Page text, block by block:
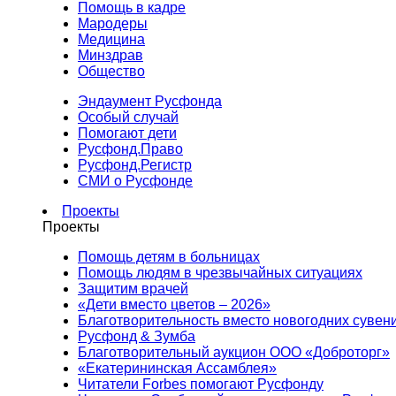
Помощь в кадре
Мародеры
Медицина
Минздрав
Общество
Эндаумент Русфонда
Особый случай
Помогают дети
Русфонд.Право
Русфонд.Регистр
СМИ о Русфонде
Проекты
Проекты
Помощь детям в больницах
Помощь людям в чрезвычайных ситуациях
Защитим врачей
«Дети вместо цветов – 2026»
Благотворительность вместо новогодних
Русфонд & Зумба
Благотворительный аукцион ООО «Доброторг»
«Екатерининская Ассамблея»
Читатели Forbes помогают Русфонду